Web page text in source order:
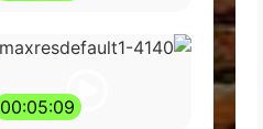
00:05:09